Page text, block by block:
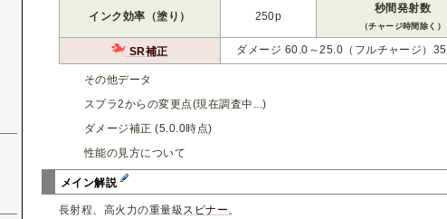
インク効率（塗り） 250p
秒間発射数
（チャージ時間除く）
SR補正 ダメージ 60.0～25.0（フルチャージ）
その他データ
スプラ2からの変更点(現在調査中...)
ダメージ補正 (5.0.0時点)
性能の見方について
メイン解説
長射程、高火力の重量級スピナー。